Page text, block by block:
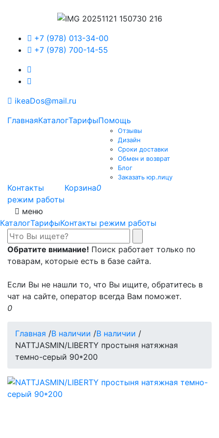
+7 (978) 013-34-00
+7 (978) 700-14-55
ikeaDos@mail.ru
ГлавнаяКаталогТарифыПомощь
Отзывы
Дизайн
Сроки доставки
Обмен и возврат
Блог
Заказать юр.лицу
Контакты
режим работы
Корзина0
меню
КаталогТарифыКонтакты режим работы
Обратите внимание! Поиск работает только по
товарам, которые есть в базе сайта.
Если Вы не нашли то, что Вы ищите, обратитесь в
чат на сайте, оператор всегда Вам поможет.
0
Главная /В наличии /В наличии /
NATTJASMIN/LIBERTY простыня натяжная
темно-серый 90*200